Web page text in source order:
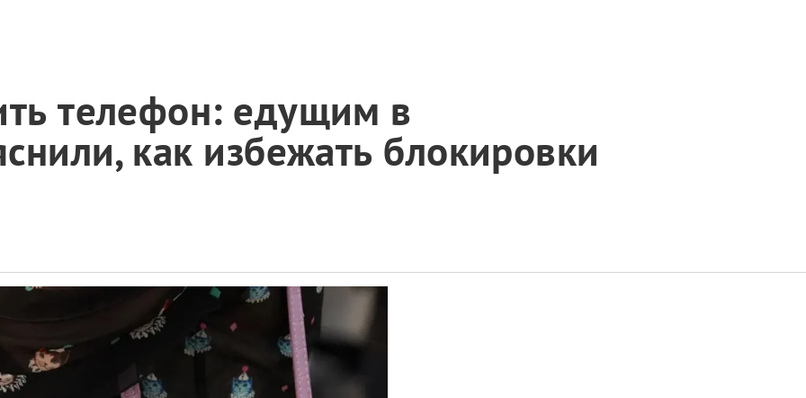
телефон: едущим в
как избежать блокировки